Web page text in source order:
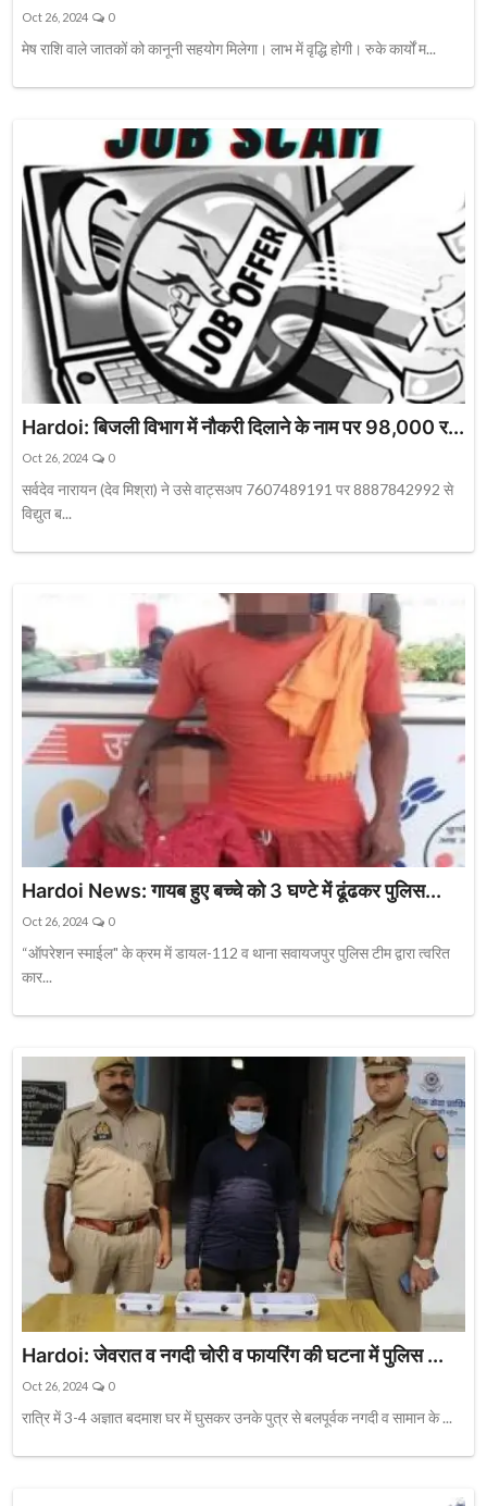
Oct 26, 2024 0
मेष राशि वाले जातकों को कानूनी सहयोग मिलेगा। लाभ में वृद्धि होगी। रुके कार्यों म...
Hardoi: बिजली विभाग में नौकरी दिलाने के नाम पर 98,000 र...
Oct 26, 2024 0
सर्वदेव नारायन (देव मिश्रा) ने उसे वाट्सअप 7607489191 पर 8887842992 से
विद्युत ब...
Hardoi News: गायब हुए बच्चे को 3 घण्टे में ढूंढकर पुलिस...
Oct 26, 2024 0
“ऑपरेशन स्माईल" के क्रम में डायल-112 व थाना सवायजपुर पुलिस टीम द्वारा त्वरित
कार...
Hardoi: जेवरात व नगदी चोरी व फायरिंग की घटना में पुलिस ...
Oct 26, 2024 0
रात्रि में 3-4 अज्ञात बदमाश घर में घुसकर उनके पुत्र से बलपूर्वक नगदी व सामान के ...